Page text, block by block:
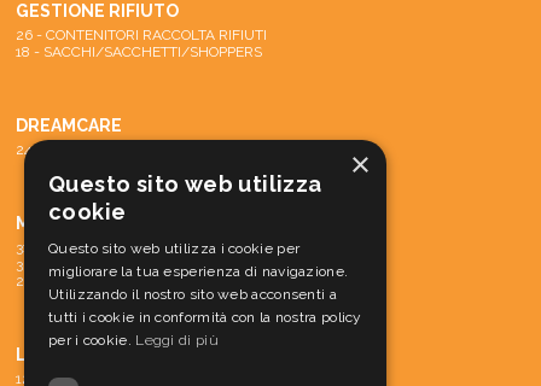
GESTIONE RIFIUTO
26 - CONTENITORI RACCOLTA RIFIUTI
18 - SACCHI/SACCHETTI/SHOPPERS
DREAMCARE
24 - SISTEMA DREAMCARE
MACCHINE
31 - PARTI DI RICAMBIO E ACCESSORI
30 - MATERIALE CONS. MACCH.
29 - MACCHINE
LINEA CORTESIA
12 - LINEA CORTESIA
×
Questo sito web utilizza
cookie
Questo sito web utilizza i cookie per
migliorare la tua esperienza di navigazione.
Utilizzando il nostro sito web acconsenti a
tutti i cookie in conformità con la nostra policy
per i cookie. Leggi di più